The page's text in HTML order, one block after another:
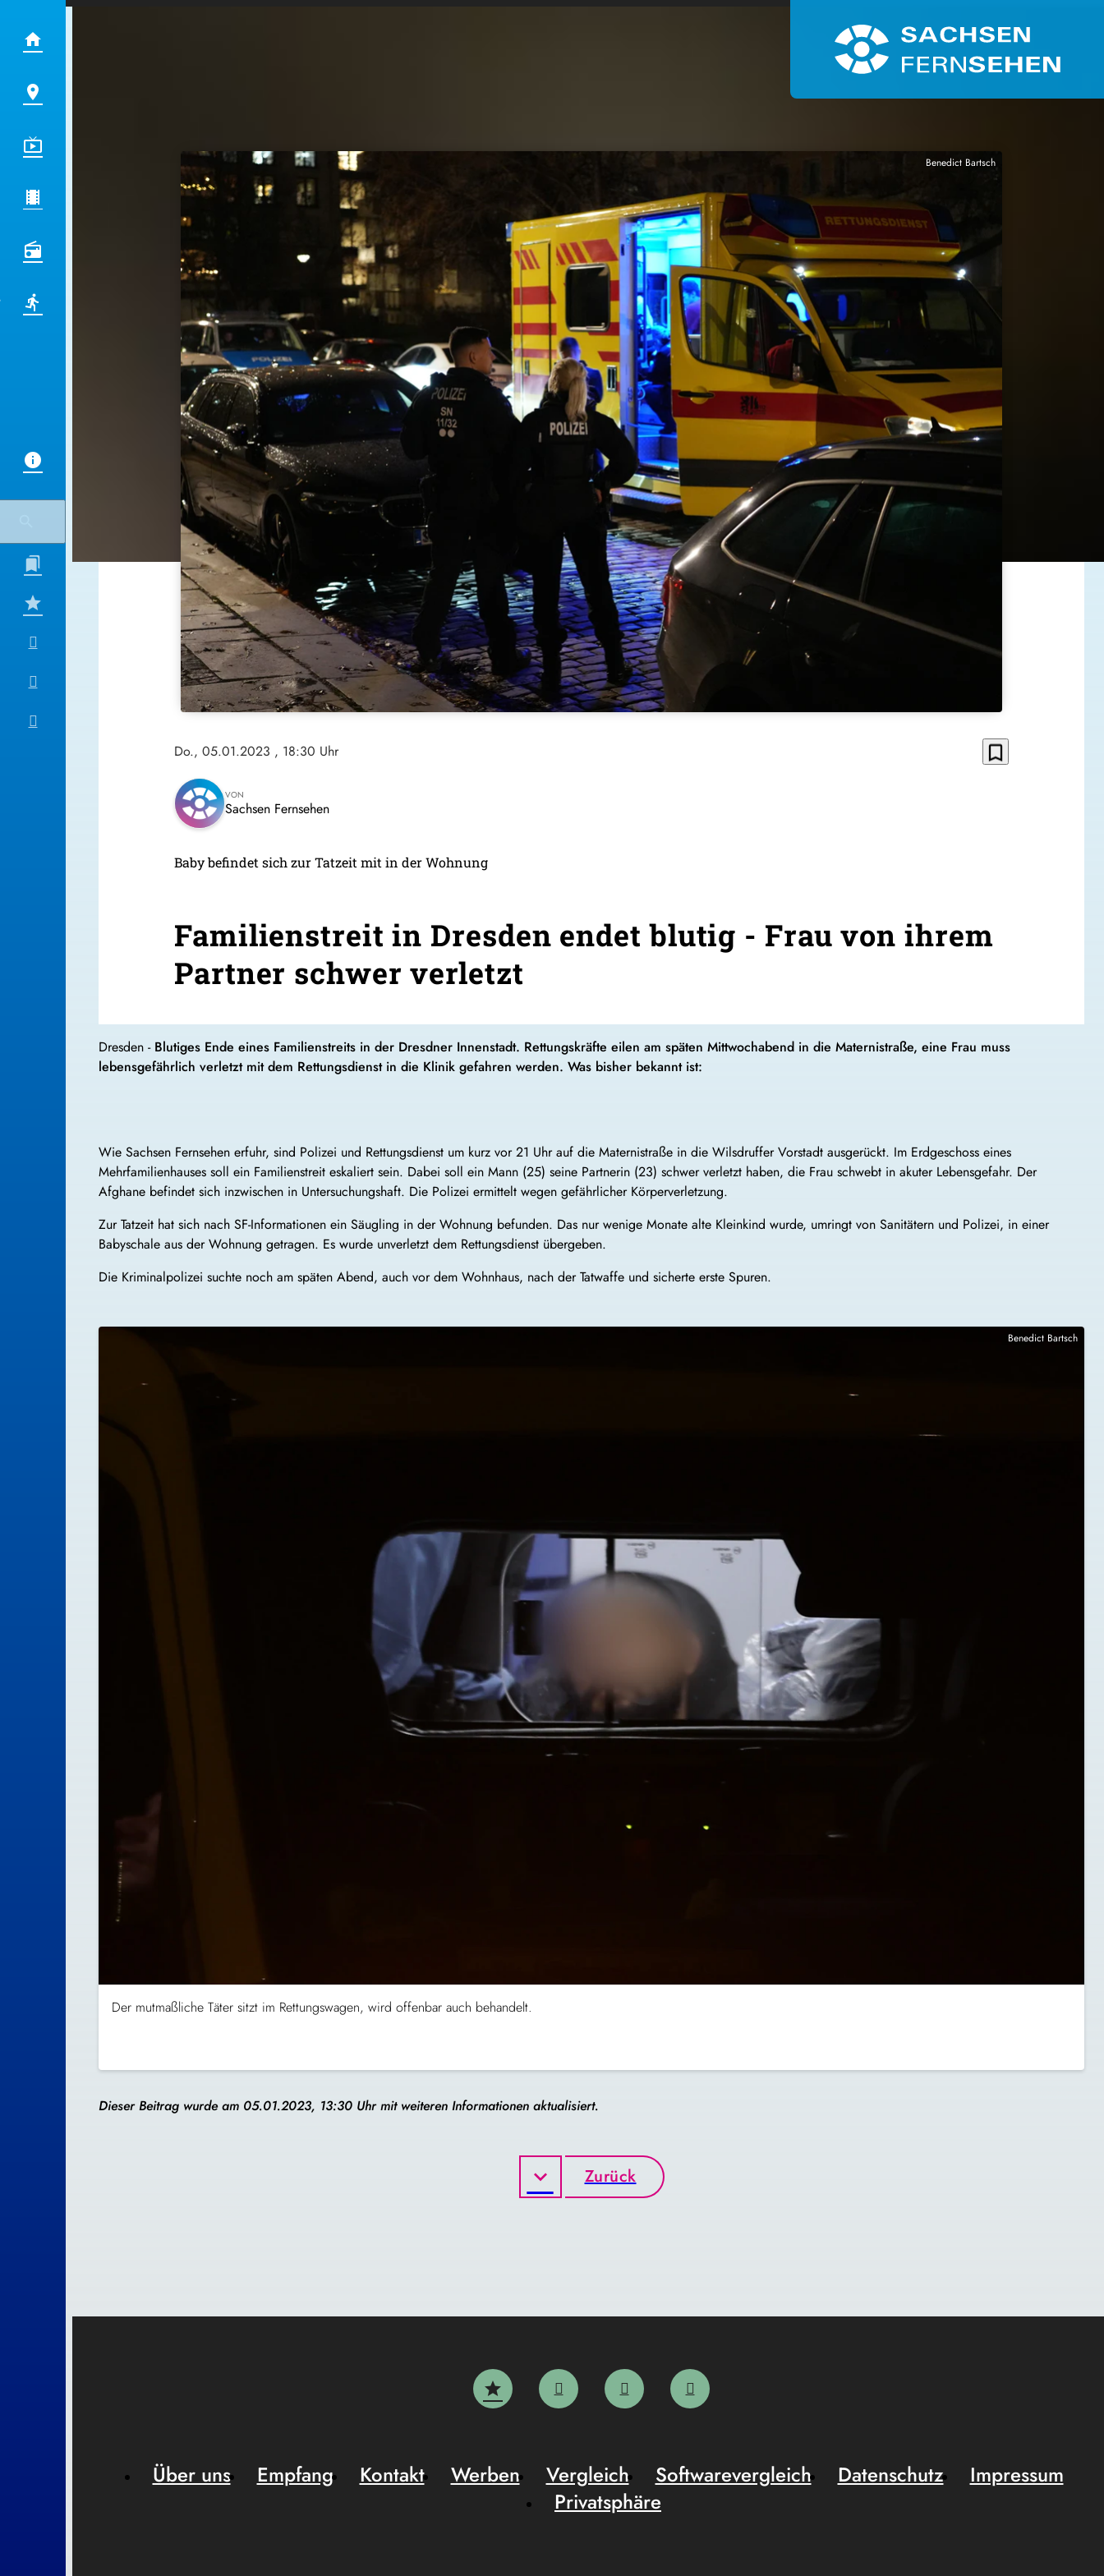
Benedict Bartsch
Do., 05.01.2023 , 18:30 Uhr bookmark_border
VON
Sachsen Fernsehen
Baby befindet sich zur Tatzeit mit in der Wohnung
Familienstreit in Dresden endet blutig - Frau von ihrem
Partner schwer verletzt
Dresden - Blutiges Ende eines Familienstreits in der Dresdner Innenstadt. Rettungskräfte eilen am späten Mittwochabend in die Maternistraße, eine Frau muss
lebensgefährlich verletzt mit dem Rettungsdienst in die Klinik gefahren werden. Was bisher bekannt ist:
Wie Sachsen Fernsehen erfuhr, sind Polizei und Rettungsdienst um kurz vor 21 Uhr auf die Maternistraße in die Wilsdruffer Vorstadt ausgerückt. Im Erdgeschoss eines
Mehrfamilienhauses soll ein Familienstreit eskaliert sein. Dabei soll ein Mann (25) seine Partnerin (23) schwer verletzt haben, die Frau schwebt in akuter Lebensgefahr. Der
Afghane befindet sich inzwischen in Untersuchungshaft. Die Polizei ermittelt wegen gefährlicher Körperverletzung.
Zur Tatzeit hat sich nach SF-Informationen ein Säugling in der Wohnung befunden. Das nur wenige Monate alte Kleinkind wurde, umringt von Sanitätern und Polizei, in einer
Babyschale aus der Wohnung getragen. Es wurde unverletzt dem Rettungsdienst übergeben.
Die Kriminalpolizei suchte noch am späten Abend, auch vor dem Wohnhaus, nach der Tatwaffe und sicherte erste Spuren.
Benedict Bartsch
Der mutmaßliche Täter sitzt im Rettungswagen, wird offenbar auch behandelt.
Dieser Beitrag wurde am 05.01.2023, 13:30 Uhr mit weiteren Informationen aktualisiert.
Zurück
Über uns Empfang Kontakt Werben Vergleich Softwarevergleich Datenschutz
Impressum
Privatsphäre